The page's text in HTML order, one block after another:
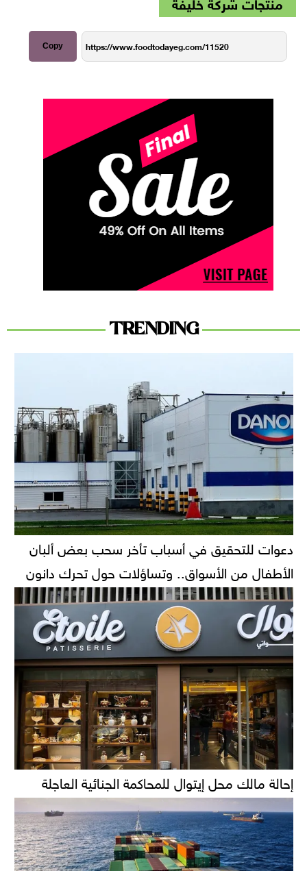
Copy
TRENDING
دعوات للتحقيق في أسباب تأخر سحب بعض ألبان
الأطفال من الأسواق.. وتساؤلات حول تحرك دانون
إحالة مالك محل إيتوال للمحاكمة الجنائية العاجلة